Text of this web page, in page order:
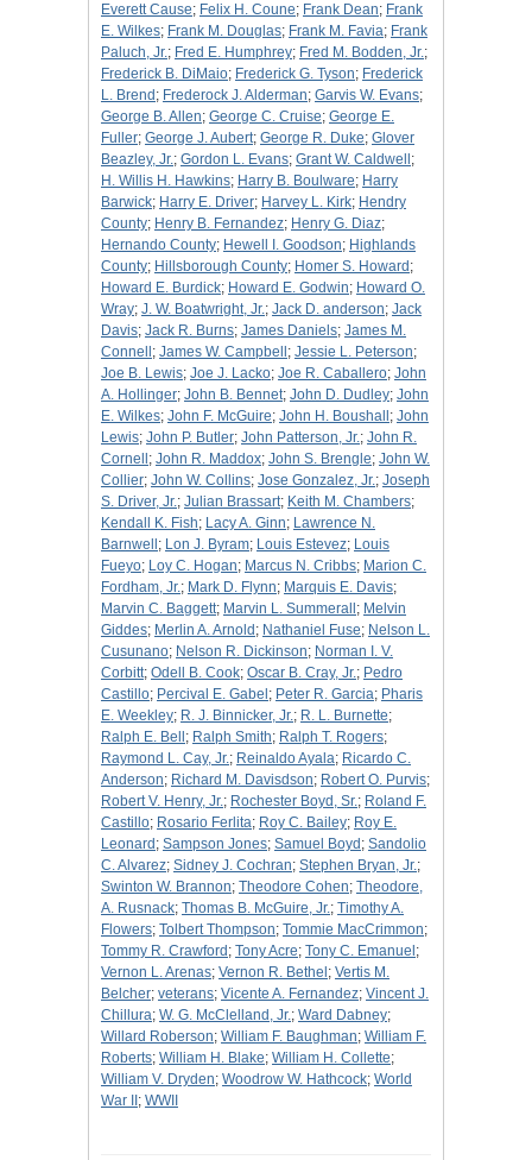
Everett Cause; Felix H. Coune; Frank Dean; Frank
E. Wilkes; Frank M. Douglas; Frank M. Favia; Frank
Paluch, Jr.; Fred E. Humphrey; Fred M. Bodden, Jr.;
Frederick B. DiMaio; Frederick G. Tyson; Frederick
L. Brend ; Frederock J. Alderman; Garvis W. Evans;
George B. Allen; George C. Cruise; George E.
Fuller; George J. Aubert; George R. Duke; Glover
Beazley, Jr.; Gordon L. Evans; Grant W. Caldwell ;
H. Willis H. Hawkins; Harry B. Boulware; Harry
Barwick; Harry E. Driver; Harvey L. Kirk; Hendry
County; Henry B. Fernandez; Henry G. Diaz;
Hernando County; Hewell I. Goodson; Highlands
County; Hillsborough County; Homer S. Howard ;
Howard E. Burdick; Howard E. Godwin; Howard O.
Wray; J. W. Boatwright, Jr.; Jack D. anderson; Jack
Davis; Jack R. Burns; James Daniels; James M.
Connell ; James W. Campbell ; Jessie L. Peterson;
Joe B. Lewis; Joe J. Lacko; Joe R. Caballero; John
A. Hollinger; John B. Bennet; John D. Dudley; John
E. Wilkes; John F. McGuire; John H. Boushall ; John
Lewis; John P. Butler; John Patterson, Jr.; John R.
Cornell ; John R. Maddox; John S. Brengle; John W.
Collier; John W. Collins; Jose Gonzalez, Jr.; Joseph
S. Driver, Jr.; Julian Brassart; Keith M. Chambers;
Kendall K. Fish; Lacy A. Ginn; Lawrence N.
Barnwell ; Lon J. Byram; Louis Estevez; Louis
Fueyo; Loy C. Hogan; Marcus N. Cribbs; Marion C.
Fordham, Jr.; Mark D. Flynn; Marquis E. Davis;
Marvin C. Baggett; Marvin L. Summerall ; Melvin
Giddes; Merlin A. Arnold ; Nathaniel Fuse; Nelson L.
Cusunano; Nelson R. Dickinson; Norman I. V.
Corbitt; Odell B. Cook; Oscar B. Cray, Jr.; Pedro
Castillo; Percival E. Gabel ; Peter R. Garcia; Pharis
E. Weekley; R. J. Binnicker, Jr.; R. L. Burnette;
Ralph E. Bell ; Ralph Smith; Ralph T. Rogers;
Raymond L. Cay, Jr.; Reinaldo Ayala; Ricardo C.
Anderson; Richard M. Davisdson; Robert O. Purvis;
Robert V. Henry, Jr.; Rochester Boyd, Sr.; Roland F.
Castillo; Rosario Ferlita; Roy C. Bailey; Roy E.
Leonard ; Sampson Jones; Samuel Boyd ; Sandolio
C. Alvarez; Sidney J. Cochran; Stephen Bryan, Jr.;
Swinton W. Brannon; Theodore Cohen; Theodore,
A. Rusnack; Thomas B. McGuire, Jr.; Timothy A.
Flowers; Tolbert Thompson; Tommie MacCrimmon;
Tommy R. Crawford ; Tony Acre; Tony C. Emanuel ;
Vernon L. Arenas; Vernon R. Bethel ; Vertis M.
Belcher; veterans; Vicente A. Fernandez; Vincent J.
Chillura; W. G. McClelland, Jr.; Ward Dabney;
Willard Roberson; William F. Baughman; William F.
Roberts; William H. Blake; William H. Collette;
William V. Dryden; Woodrow W. Hathcock; World
War II ; WWII